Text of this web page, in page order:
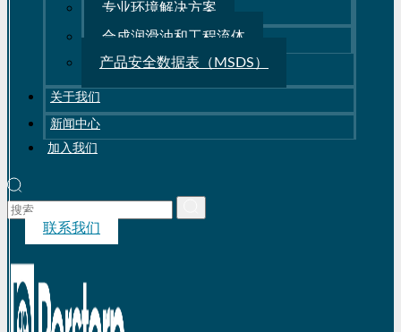
专业环境解决方案
合成润滑油和工程流体
产品安全数据表（MSDS）
关于我们
新闻中心
加入我们
联系我们